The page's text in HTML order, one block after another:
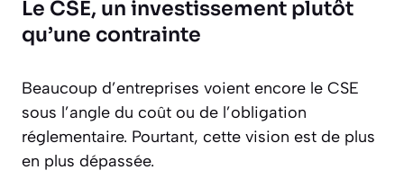
Le CSE, un investissement plutôt
qu’une contrainte
Beaucoup d’entreprises voient encore le CSE
sous l’angle du coût ou de l’obligation
réglementaire. Pourtant, cette vision est de plus
en plus dépassée.